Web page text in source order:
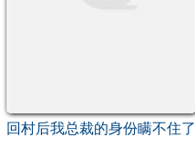
回村后我总裁的身份瞒不住了